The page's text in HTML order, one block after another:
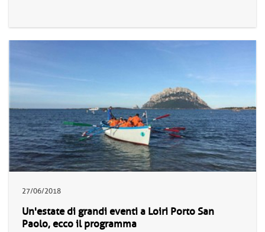
27/06/2018
Un'estate di grandi eventi a Loiri Porto San
Paolo, ecco il programma